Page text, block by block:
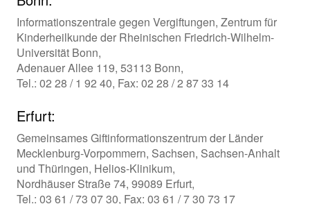
Informationszentrale gegen Vergiftungen, Zentrum für
Kinderheilkunde der Rheinischen Friedrich-Wilhelm-
Universität Bonn,
Adenauer Allee 119, 53113 Bonn,
Tel.: 02 28 / 1 92 40, Fax: 02 28 / 2 87 33 14
Erfurt:
Gemeinsames Giftinformationszentrum der Länder
Mecklenburg-Vorpommern, Sachsen, Sachsen-Anhalt
und Thüringen, Helios-Klinikum,
Nordhäuser Straße 74, 99089 Erfurt,
Tel.: 03 61 / 73 07 30, Fax: 03 61 / 7 30 73 17